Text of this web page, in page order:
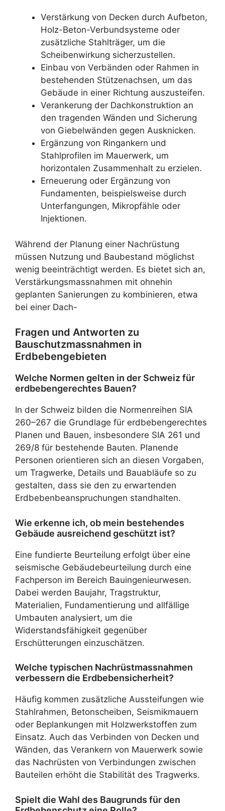
Verstärkung von Decken durch Aufbeton,
Holz-Beton-Verbundsysteme oder
zusätzliche Stahlträger, um die
Scheibenwirkung sicherzustellen.
Einbau von Verbänden oder Rahmen in
bestehenden Stützenachsen, um das
Gebäude in einer Richtung auszusteifen.
Verankerung der Dachkonstruktion an
den tragenden Wänden und Sicherung
von Giebelwänden gegen Ausknicken.
Ergänzung von Ringankern und
Stahlprofilen im Mauerwerk, um
horizontalen Zusammenhalt zu erzielen.
Erneuerung oder Ergänzung von
Fundamenten, beispielsweise durch
Unterfangungen, Mikropfähle oder
Injektionen.
Während der Planung einer Nachrüstung
müssen Nutzung und Baubestand möglichst
wenig beeinträchtigt werden. Es bietet sich an,
Verstärkungsmassnahmen mit ohnehin
geplanten Sanierungen zu kombinieren, etwa
bei einer Dach-
Fragen und Antworten zu
Bauschutzmassnahmen in
Erdbebengebieten
Welche Normen gelten in der Schweiz für
erdbebengerechtes Bauen?
In der Schweiz bilden die Normenreihen SIA
260–267 die Grundlage für erdbebengerechtes
Planen und Bauen, insbesondere SIA 261 und
269/8 für bestehende Bauten. Planende
Personen orientieren sich an diesen Vorgaben,
um Tragwerke, Details und Bauabläufe so zu
gestalten, dass sie den zu erwartenden
Erdbebenbeanspruchungen standhalten.
Wie erkenne ich, ob mein bestehendes
Gebäude ausreichend geschützt ist?
Eine fundierte Beurteilung erfolgt über eine
seismische Gebäudebeurteilung durch eine
Fachperson im Bereich Bauingenieurwesen.
Dabei werden Baujahr, Tragstruktur,
Materialien, Fundamentierung und allfällige
Umbauten analysiert, um die
Widerstandsfähigkeit gegenüber
Erschütterungen einzuschätzen.
Welche typischen Nachrüstmassnahmen
verbessern die Erdbebensicherheit?
Häufig kommen zusätzliche Aussteifungen wie
Stahlrahmen, Betonscheiben, Seismikmauern
oder Beplankungen mit Holzwerkstoffen zum
Einsatz. Auch das Verbinden von Decken und
Wänden, das Verankern von Mauerwerk sowie
das Nachrüsten von Verbindungen zwischen
Bauteilen erhöht die Stabilität des Tragwerks.
Spielt die Wahl des Baugrunds für den